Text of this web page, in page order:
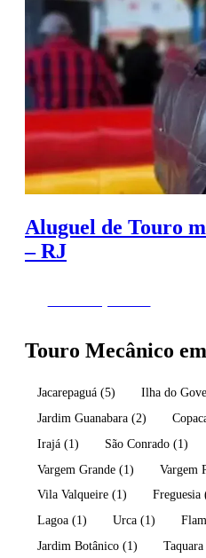
Aluguel de Touro
– RJ
Touro Mecânico
Jacarepaguá(5) Ilha do
Jardim Guanabara(2)
Irajá(1) São Conrado(1)
Vargem Grande(1) Vargem
Vila Valqueire(1) Freguesia
Lagoa(1) Urca(1)
Jardim Botânico(1)